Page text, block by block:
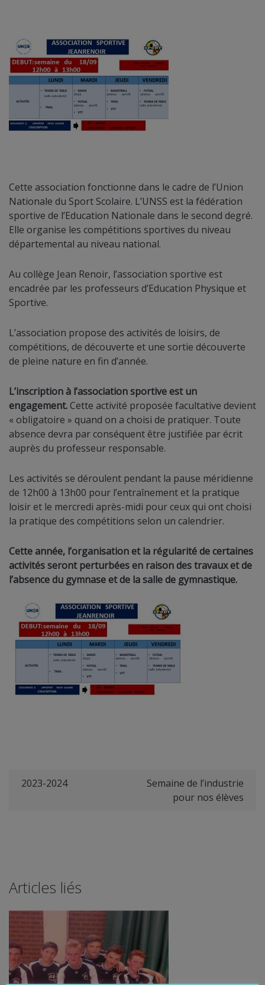
Cette association fonctionne dans le cadre de l’Union
Nationale du Sport Scolaire. L’UNSS est la fédération
sportive de l’Education Nationale dans le second degré.
Elle organise les compétitions sportives du niveau
départemental au niveau national.
Au collège Jean Renoir, l’association sportive est
encadrée par les professeurs d’Education Physique et
Sportive.
L’association propose des activités de loisirs, de
compétitions, de découverte et une sortie découverte
de pleine nature en fin d’année.
L’inscription à l’association sportive est un
engagement. Cette activité proposée facultative devient
« obligatoire » quand on a choisi de pratiquer. Toute
absence devra par conséquent être justifiée par écrit
auprès du professeur responsable.
Les activités se déroulent pendant la pause méridienne
de 12h00 à 13h00 pour l’entraînement et la pratique
loisir et le mercredi après-midi pour ceux qui ont choisi
la pratique des compétitions selon un calendrier.
Cette année, l’organisation et la régularité de certaines
activités seront perturbées en raison des travaux et de
l’absence du gymnase et de la salle de gymnastique.
2023-2024
Semaine de l’industrie
pour nos élèves
Articles liés